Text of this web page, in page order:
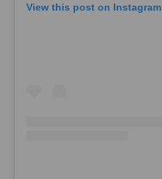
View this post on Instagram